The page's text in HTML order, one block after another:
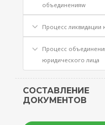
объединенияw
Процесс ликвидации
Процесс
юридического лица
СОСТАВЛЕНИЕ
ДОКУМЕНТОВ